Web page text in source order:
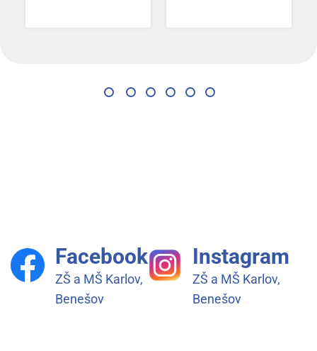
Facebook
ZŠ a MŠ Karlov,
Benešov
Instagram
ZŠ a MŠ Karlov,
Benešov